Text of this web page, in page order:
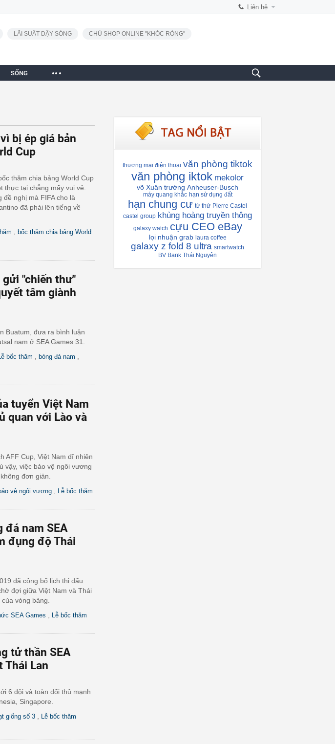
Liên hệ
LÃI SUẤT DẬY SÓNG CHỦ SHOP ONLINE "KHÓC RÒNG"
SỐNG
bị ép giá bản
Cup
thăm chia bảng World Cup
thực tại chẳng mấy vui vẻ.
nghị mà FIFA cho là
đã phải lên tiếng về
bốc thăm chia bảng World
"chiến thư"
tâm giành
Buatum, đưa ra bình luận
nam ở SEA Games 31.
bốc thăm bóng đá nam
tuyển Việt Nam
quan với Lào và
AFF Cup, Việt Nam dĩ nhiên
vậy, việc bảo vệ ngôi vương
đơn giản.
vệ ngôi vương Lễ bốc thăm
đá nam SEA
đụng độ Thái
đã công bố lịch thi đấu
đợi giữa Việt Nam và Thái
vòng bảng.
SEA Games Lễ bốc thăm
tử thần SEA
Thái Lan
6 đội và toàn đối thủ mạnh
Singapore.
giống số 3 Lễ bốc thăm
thương mại điện thoại văn phòng tiktok
văn phòng iktok mekolor
võ Xuân trường Anheuser-Busch
máy quang khắc hạn sử dụng đất
hạn chung cư từ thứ Pierre Castel
castel group khủng hoàng truyền thông
galaxy watch cựu CEO eBay
lọi nhuận grab laura coffee
galaxy z fold 8 ultra smartwatch
BV Bank Thái Nguyên